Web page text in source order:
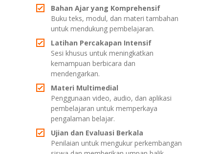
Bahan Ajar yang Komprehensif
Buku teks, modul, dan materi tambahan
untuk mendukung pembelajaran.
Latihan Percakapan Intensif
Sesi khusus untuk meningkatkan
kemampuan berbicara dan
mendengarkan.
Materi Multimedial
Penggunaan video, audio, dan aplikasi
pembelajaran untuk memperkaya
pengalaman belajar.
Ujian dan Evaluasi Berkala
Penilaian untuk mengukur perkembangan